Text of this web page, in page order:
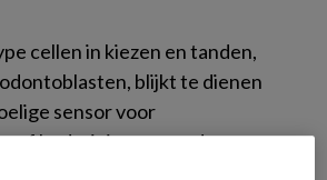
cellen in kiezen en tanden,
blijkt te dienen
sensor voor
of bedreigingen van de